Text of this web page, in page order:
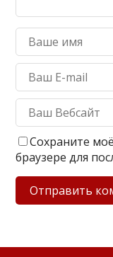
Сохраните
браузере для